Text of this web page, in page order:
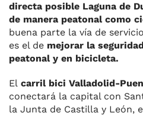
directa posible Laguna de
de manera peatonal como
buena parte la vía de
es el de mejorar la
peatonal y en bicicleta.
El carril bici Valladolid-
conectará la capital con
la Junta de Castilla y León,